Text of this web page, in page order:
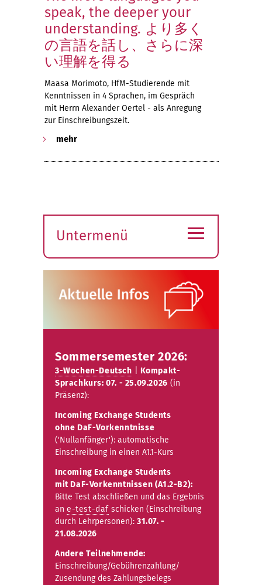
speak, the deeper your
understanding. より多く
の言語を話し、さらに深
い理解を得る
Maasa Morimoto, HfM-Studierende mit
Kenntnissen in 4 Sprachen, im Gespräch
mit Herrn Alexander Oertel - als Anregung
zur Einschreibungszeit.
mehr
Untermenü
öffnen
≡
Sommersemester 2026:
3-Wochen-Deutsch
Kompakt-
Sprachkurs: 07. - 25.09.2026 (in
Präsenz):
Incoming Exchange Students
ohne DaF-Vorkenntnisse
('Nullanfänger'): automatische
Einschreibung in einen A1.1-Kurs
Incoming Exchange Students
mit DaF-Vorkenntnissen (A1.2-B2):
Bitte Test abschließen und das Ergebnis
an e-test-daf schicken (Einschreibung
durch Lehrpersonen): 31.07. -
21.08.2026
Andere Teilnehmende:
Einschreibung/Gebührenzahlung/
Zusendung des Zahlungsbelegs